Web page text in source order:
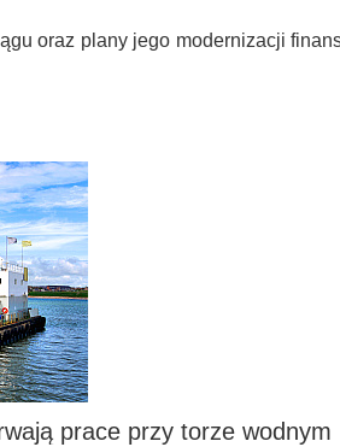
oraz plany jego modernizacji
prace przy torze wodnym